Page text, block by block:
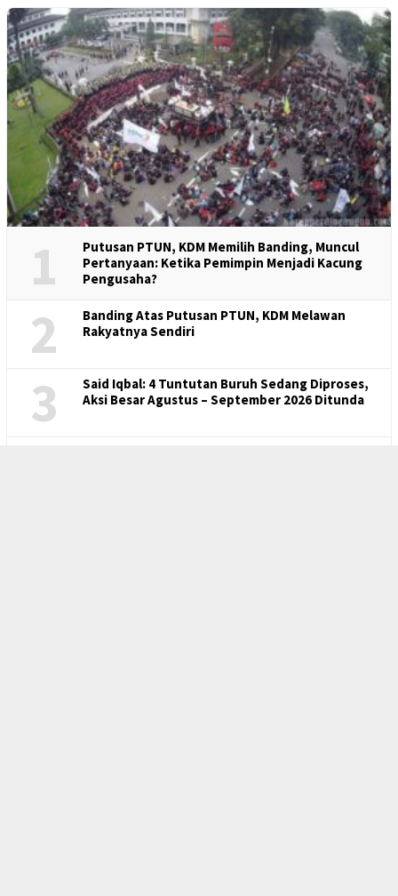
1
Putusan PTUN, KDM Memilih Banding, Muncul
Pertanyaan: Ketika Pemimpin Menjadi Kacung
Pengusaha?
2
Banding Atas Putusan PTUN, KDM Melawan
Rakyatnya Sendiri
3
Said Iqbal: 4 Tuntutan Buruh Sedang Diproses,
Aksi Besar Agustus – September 2026 Ditunda